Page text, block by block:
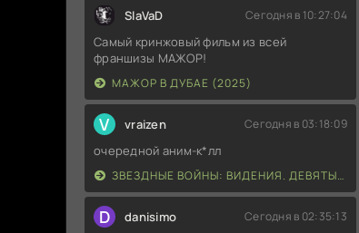
SlaVaD Сегодня в 10:27:04
Самый кринжовый фильм из всей
франшизы МАЖОР!
МАЖОР В ДУБАЕ (2025)
V vraizen Сегодня в 03:18:09
очередной аним-к*лл
ЗВЕЗДНЫЕ ВОЙНЫ: ВИДЕНИЯ. ДЕВЯТЫЙ ДЖЕДАЙ (2026)
D danisimo Сегодня в 02:35:13